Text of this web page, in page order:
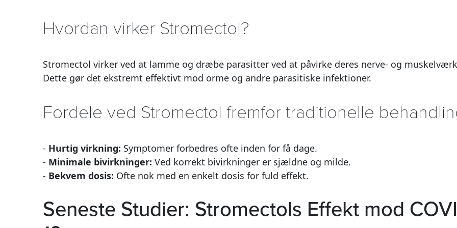
Hvordan virker Stromectol?
Stromectol virker ved at lamme og dræbe parasitter ved at påvirke deres nerve- og
Dette gør det ekstremt effektivt mod orme og andre parasitiske infektioner.
Fordele ved Stromectol fremfor traditionelle
- Hurtig virkning: Symptomer forbedres ofte inden for få dage.
- Minimale bivirkninger: Ved korrekt bivirkninger er sjældne og milde.
- Bekvem dosis: Ofte nok med en enkelt dosis for fuld effekt.
Seneste Studier: Stromectols Effekt mod